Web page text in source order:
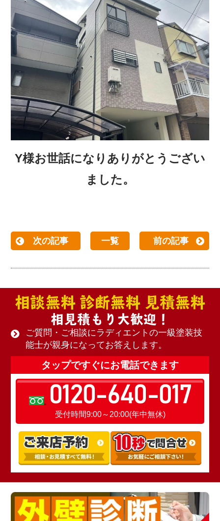
Y様お世話になりありがとうござい
ました。
次の記事 一覧 前の記事
相談無料 診断無料 見積無料
相見積もり大歓迎！
ご質問・ご相談にラディエントの一級塗装技
能士が親身になってお答えします。
タップですぐにお電話できます
0120-640-017
受付時間9:00～20:00(年中無休)